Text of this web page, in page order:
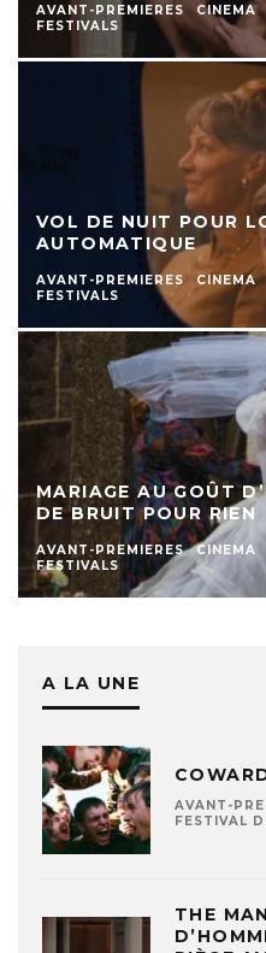
AVANT-PREMIERES CINEMA
FESTIVALS
VOL DE NUIT POUR
AUTOMATIQUE
AVANT-PREMIERES CINEMA
FESTIVALS
MARIAGE AU GOÛT
DE BRUIT POUR RIEN
AVANT-PREMIERES CINEMA
FESTIVALS
A LA UNE
AVANT-
FESTIVAL
THE